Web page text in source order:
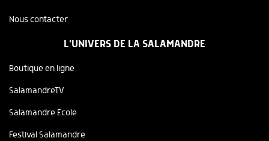
Nous contacter
L'UNIVERS DE LA SALAMANDRE
Boutique en ligne
SalamandreTV
Salamandre Ecole
Festival Salamandre